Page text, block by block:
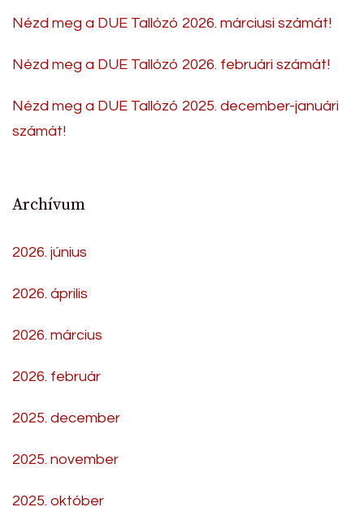
Nézd meg a DUE Tallózó 2026. márciusi számát!
Nézd meg a DUE Tallózó 2026. februári számát!
Nézd meg a DUE Tallózó 2025. december-januári
számát!
Archívum
2026. június
2026. április
2026. március
2026. február
2025. december
2025. november
2025. október